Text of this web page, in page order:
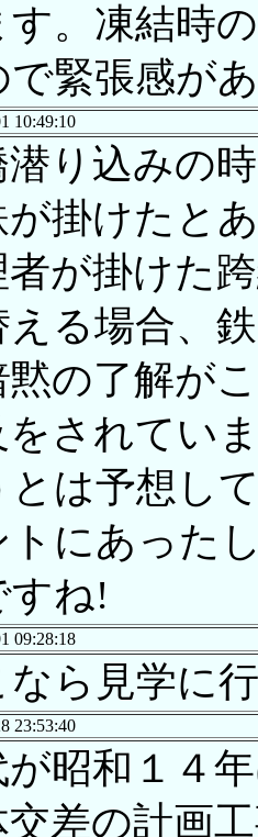
す。凍結時
で緊張感が
10:49:10
潜り込みの
が掛けたと
者が掛けた
える場合、
黙の了解が
をされてい
とは予想し
トにあった
すね!
09:28:18
なら見学に
23:53:40
が昭和１４
交差の計画